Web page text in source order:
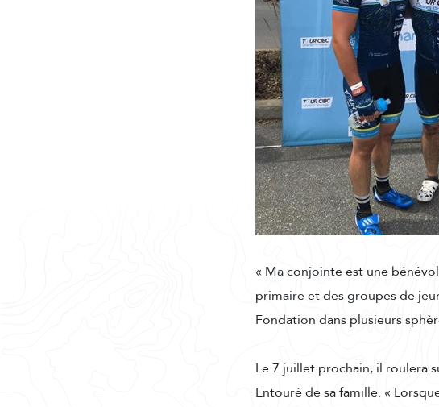
« Ma conjointe est une
primaire et des groupes de
Fondation dans plusieurs
Le 7 juillet prochain, il roulera
Entouré de sa famille. «